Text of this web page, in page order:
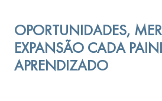
OPORTUNIDADES,
EXPANSÃO CADA
APRENDIZADO